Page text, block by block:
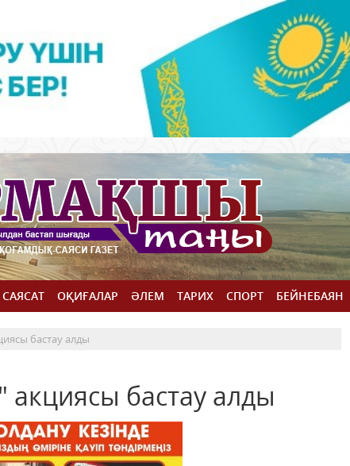
САЯСАТ ОҚИҒАЛАР ӘЛЕМ ТАРИХ СПОРТ БЕЙНЕБАЯН
бастау алды
бастау алды